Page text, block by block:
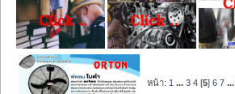
หน้า: 1 ...3 4 [5]6 7 ...